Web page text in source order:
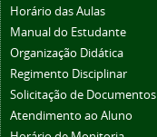
Horário das Aulas
Manual do Estudante
Organização Didática
Regimento Disciplinar
Solicitação de Documentos
Atendimento ao Aluno